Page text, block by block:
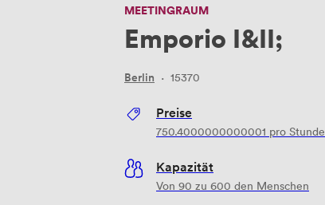
MEETINGRAUM
Emporio I&II;
Berlin · 15370
Preise
750.4000000000001 pro Stunde
Kapazität
Von 90 zu 600 den Menschen